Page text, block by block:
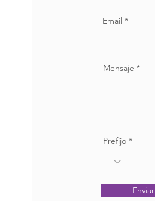
Email
Mensaje
Prefijo
Enviar